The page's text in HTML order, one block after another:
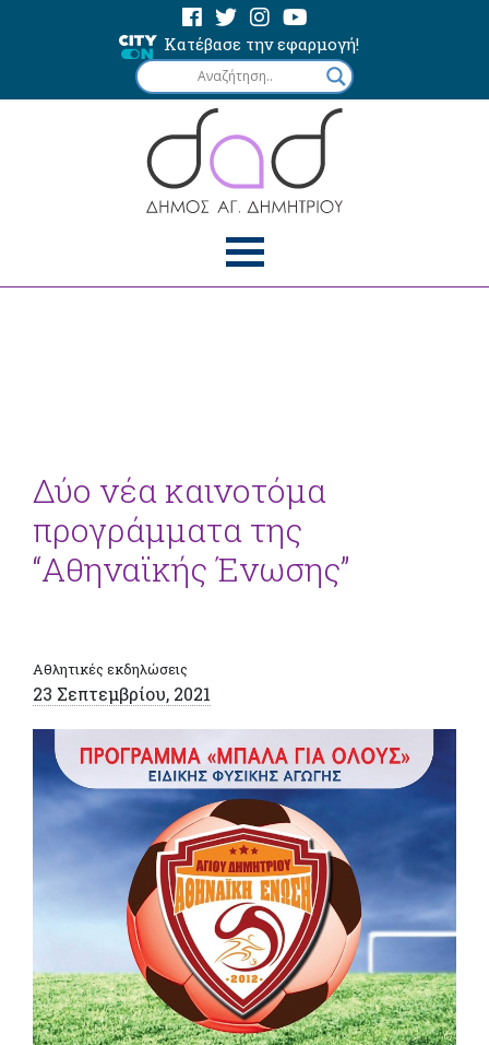
Κατέβασε την εφαρμογή!
Δύο νέα καινοτόμα
προγράμματα της
“Αθηναϊκής Ένωσης”
Αθλητικές εκδηλώσεις
23 Σεπτεμβρίου, 2021